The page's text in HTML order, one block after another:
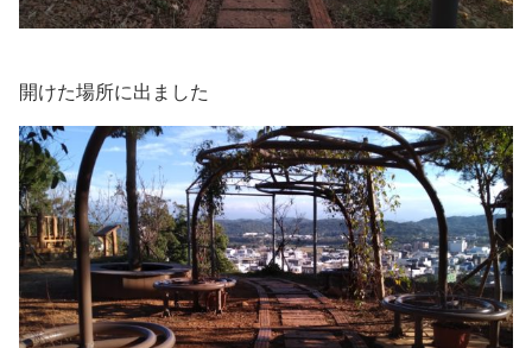
開けた場所に出ました